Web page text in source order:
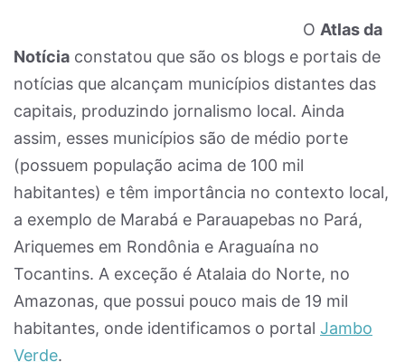
O Atlas da
Notícia constatou que são os blogs e portais de
notícias que alcançam municípios distantes das
capitais, produzindo jornalismo local. Ainda
assim, esses municípios são de médio porte
(possuem população acima de 100 mil
habitantes) e têm importância no contexto local,
a exemplo de Marabá e Parauapebas no Pará,
Ariquemes em Rondônia e Araguaína no
Tocantins. A exceção é Atalaia do Norte, no
Amazonas, que possui pouco mais de 19 mil
habitantes, onde identificamos o portal Jambo
Verde.